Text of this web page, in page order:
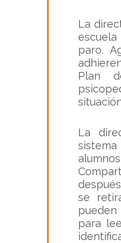
La
paro.
Plan
La
se
pueden
para